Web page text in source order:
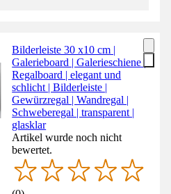
Bilderleiste 30 x10 cm |
Galerieboard | Galerieschiene |
Regalboard | elegant und
schlicht | Bilderleiste |
Gewürzregal | Wandregal |
Schweberegal | transparent |
glasklar
Artikel wurde noch nicht
bewertet.